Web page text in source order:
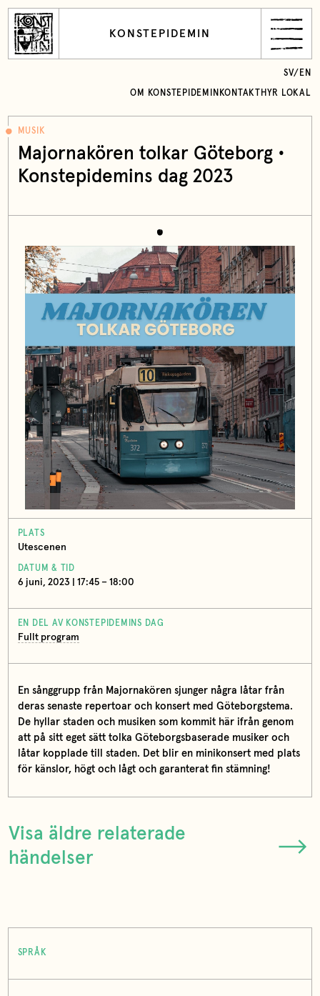
KONSTEPIDEMIN
OM KONSTEPIDEMIN KONTAKT HYR LOKAL
SV/ EN
MUSIK
Majornakören tolkar Göteborg •
Konstepidemins dag 2023
PLATS
Utescenen
DATUM & TID
6 juni, 2023 | 17:45 – 18:00
EN DEL AV KONSTEPIDEMINS DAG
Fullt program
En sånggrupp från Majornakören sjunger några låtar från
deras senaste repertoar och konsert med Göteborgstema.
De hyllar staden och musiken som kommit här ifrån genom
att på sitt eget sätt tolka Göteborgsbaserade musiker och
låtar kopplade till staden. Det blir en minikonsert med plats
för känslor, högt och lågt och garanterat fin stämning!
Visa äldre relaterade
händelser
SPRÅK